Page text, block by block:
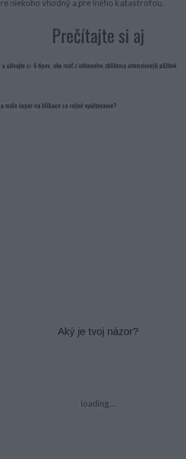
niekoho vhodný a pre iného katastrofou.
Prečítajte si aj
užívajte si: 6 tipov, ako mať z intímneho zblíženia intenzívnejší pôžitok
málo úspor na blížiace sa ročné vyúčtovanie?
Aký je tvoj názor?
loading...